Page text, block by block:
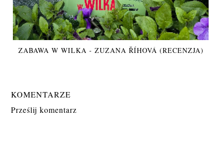
ZABAWA W WILKA - ZUZANA ŘÍHOVÁ (RECENZJA)
KOMENTARZE
Prześlij komentarz